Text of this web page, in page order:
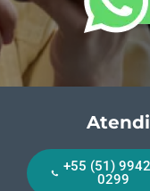
+55 (51)
0299